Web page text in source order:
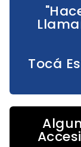
Tocá